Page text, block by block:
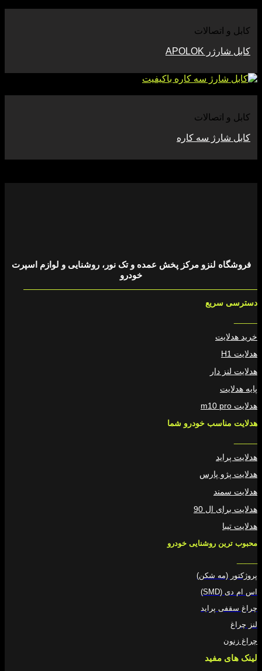
کابل و اتصالات
کابل شارژر APOLOK
کابل و اتصالات
کابل شارژ سه‌ کاره
فروشگاه لنزو مرکز پخش عمده و تک نور، روشنایی و لوازم اسپرت
خودرو
دسترسی سریع
خرید هدلایت
هدلایت H1
هدلایت لنز دار
پایه هدلایت
هدلایت m10 pro
هدلایت مناسب خودرو شما
هدلایت پراید
هدلایت پژو پارس
هدلایت سمند
هدلایت برای ال 90
هدلایت تیبا
محبوب ترین روشنایی خودرو
پروژکتور (مه شکن)
اس ام دی (SMD)
چراغ سقفی پراید
لنز چراغ
چراغ زنون
لینک های مفید